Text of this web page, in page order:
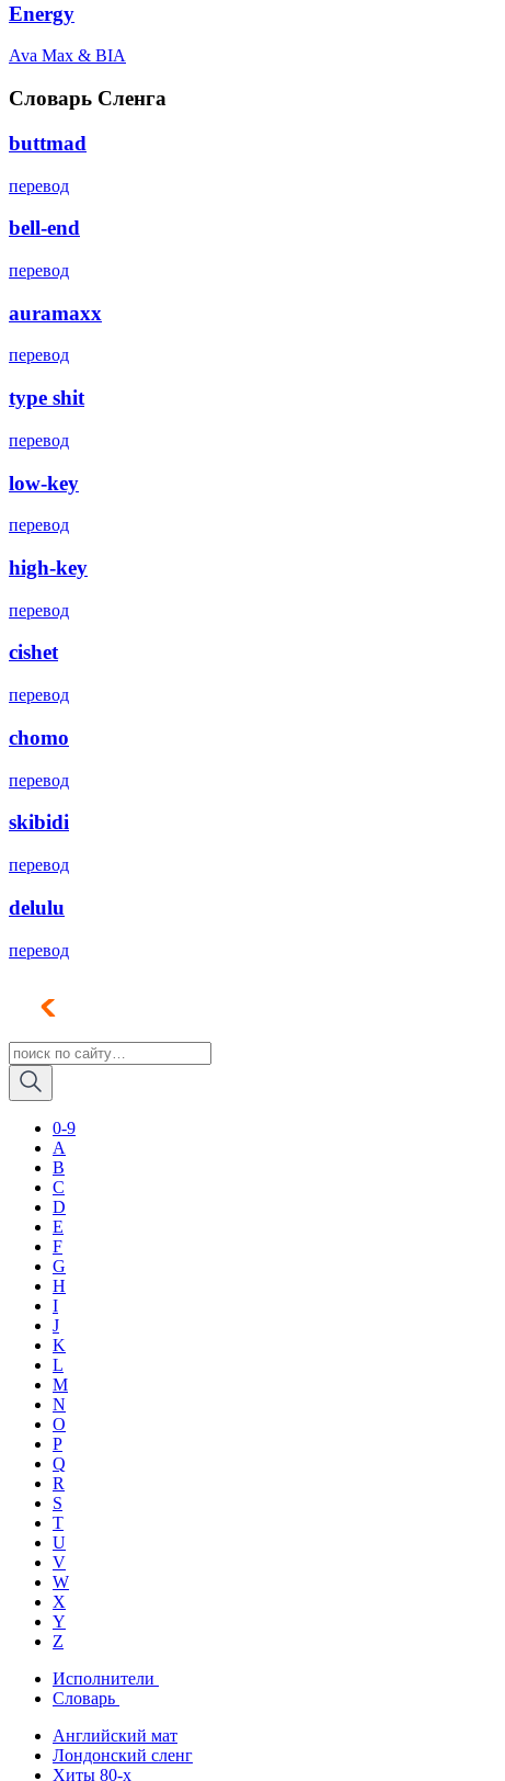
Energy
Ava Max & BIA
Словарь Сленга
buttmad
перевод
bell-end
перевод
auramaxx
перевод
type shit
перевод
low-key
перевод
high-key
перевод
cishet
перевод
chomo
перевод
skibidi
перевод
delulu
перевод
0-9
A
B
C
D
E
F
G
H
I
J
K
L
M
N
O
P
Q
R
S
T
U
V
W
X
Y
Z
Исполнители
Словарь
Английский мат
Лондонский сленг
Хиты 80-х